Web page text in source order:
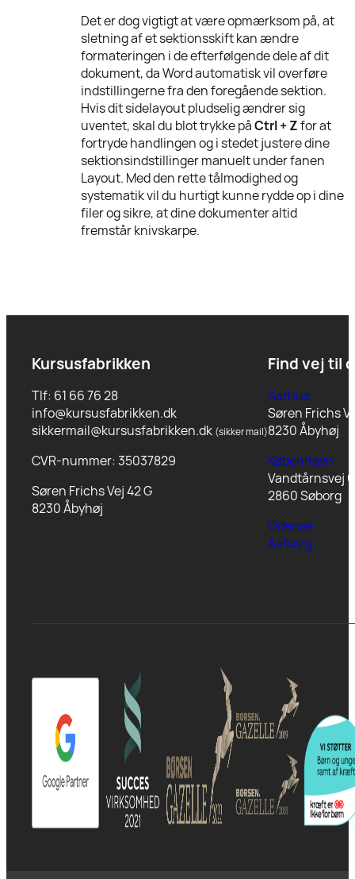
Det er dog vigtigt at være opmærksom på, at
sletning af et sektionsskift kan ændre
formateringen i de efterfølgende dele af dit
dokument, da Word automatisk vil overføre
indstillingerne fra den foregående sektion.
Hvis dit sidelayout pludselig ændrer sig
uventet, skal du blot trykke påCtrl + Zfor at
fortryde handlingen og i stedet justere dine
sektionsindstillinger manuelt under fanen
Layout. Med den rette tålmodighed og
systematik vil du hurtigt kunne rydde op i dine
filer og sikre, at dine dokumenter altid
fremstår knivskarpe.
Kursusfabrikken
Tlf: 61 66 76 28
info@kursusfabrikken.dk
sikkermail@kursusfabrikken.dk (sikker mail)
CVR-nummer: 35037829
Søren Frichs Vej 42 G
8230 Åbyhøj
Find vej til
Aarhus
Søren Frichs
8230 Åbyhøj
København
Vandtårnsvej
2860 Søborg
Odense
Aalborg